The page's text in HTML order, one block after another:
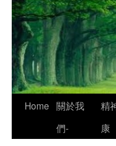
Skip
Home 關於我
們-
精
康